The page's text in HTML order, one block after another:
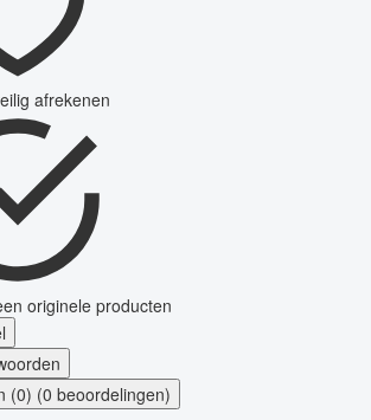
afrekenen
originele producten
(0) (0 beoordelingen)